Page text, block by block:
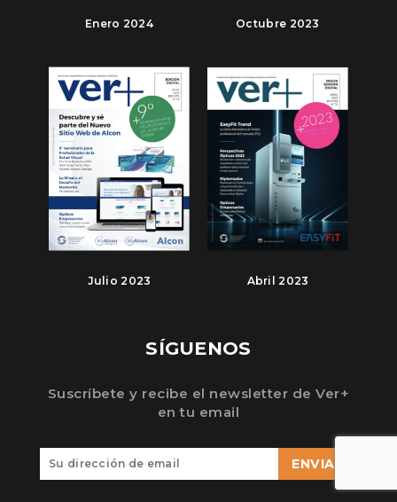
Enero 2024 Octubre 2023
Julio 2023 Abril 2023
SÍGUENOS
Suscríbete y recibe el newsletter de Ver+
en tu email
ENVIAR